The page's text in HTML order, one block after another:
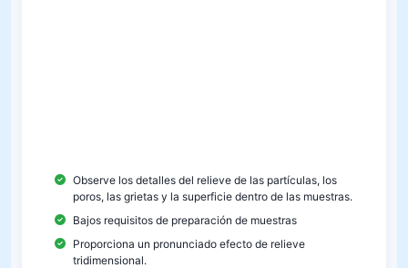
Observe los detalles del relieve de las partículas, los
poros, las grietas y la superficie dentro de las muestras.
Bajos requisitos de preparación de muestras
Proporciona un pronunciado efecto de relieve
tridimensional.